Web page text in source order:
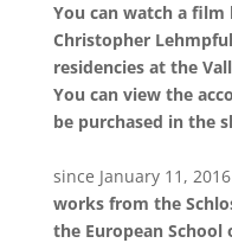
You can watch a film
Christopher
residencies at the
You can view the
be purchased in the
since January 11, 2016
works from the
the European School